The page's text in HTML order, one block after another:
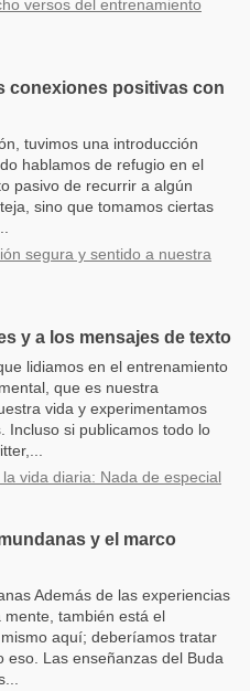
versos del entrenamiento
conexiones positivas con
tuvimos una introducción
hablamos de refugio en el
pasivo de recurrir a algún
sino que tomamos ciertas
segura y sentido a nuestra
y a los mensajes de texto
lidiamos en el entrenamiento
que es nuestra
vida y experimentamos
Incluso si publicamos todo lo
vida diaria: Nada de especial
y el marco
Además de las experiencias
también está el
aquí; deberíamos tratar
Las enseñanzas del Buda